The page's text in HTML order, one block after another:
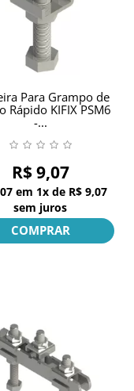
Para Grampo de
Rápido KIFIX PSM6
-...
R$ 9,07
em 1x de R$ 9,07
sem juros
COMPRAR